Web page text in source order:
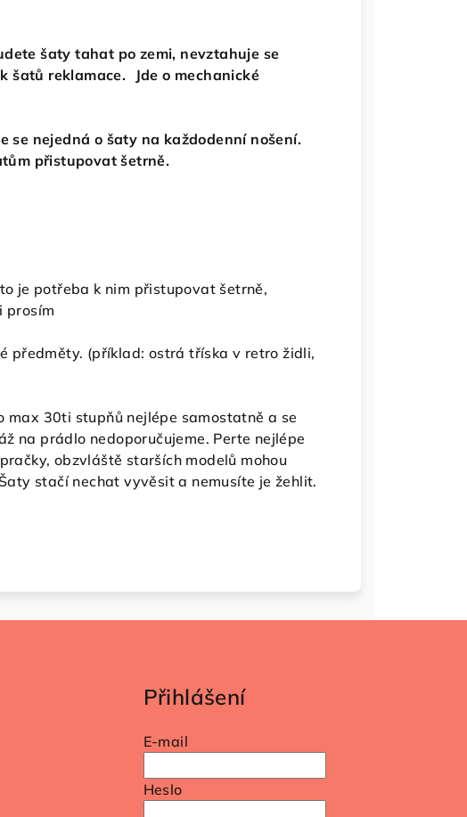
šaty tahat po zemi, nevztahuje se
šatů reklamace. Jde o mechanické
se nejedná o šaty na každodenní nošení.
přistupovat šetrně.
je potřeba k nim přistupovat šetrně,
prosím
předměty. (příklad: ostrá tříska v retro židli,
max 30ti stupňů nejlépe samostatně a se
na prádlo nedoporučujeme. Perte nejlépe
obzvláště starších modelů mohou
stačí nechat vyvěsit a nemusíte je žehlit.
Přihlášení
E-mail
Heslo